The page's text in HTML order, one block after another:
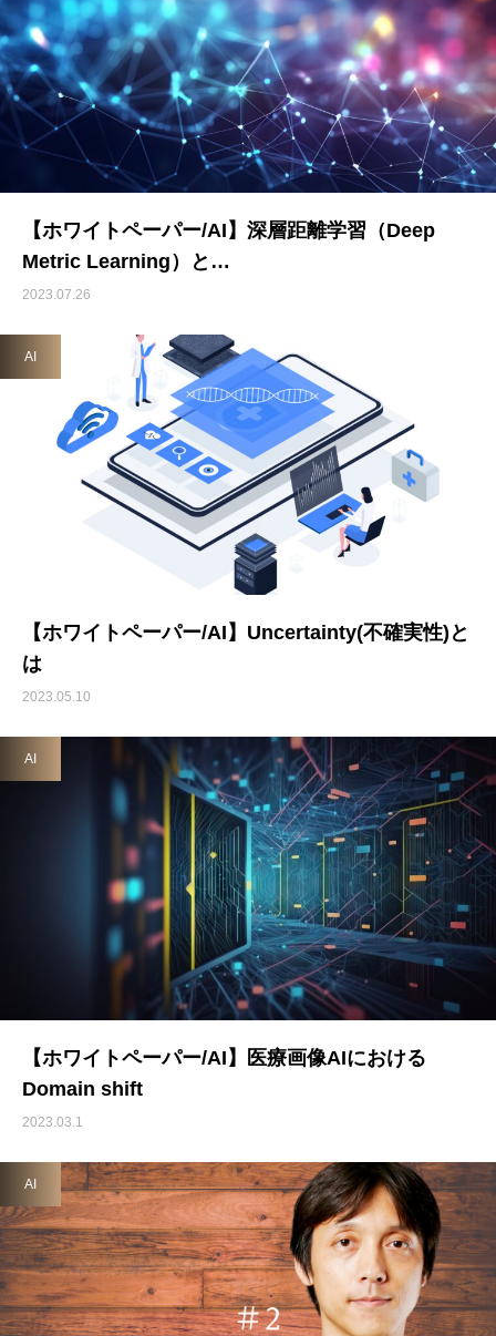
【ホワイトペーパー/AI】深層距離学習（Deep
Metric Learning）と…
2023.07.26
AI
【ホワイトペーパー/AI】Uncertainty(不確実性)と
は
2023.05.10
AI
【ホワイトペーパー/AI】医療画像AIにおける
Domain shift
2023.03.1
AI